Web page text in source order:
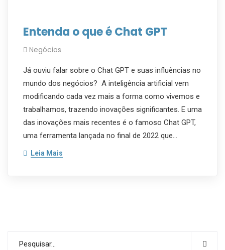
Entenda o que é Chat GPT
Negócios
Já ouviu falar sobre o Chat GPT e suas influências no
mundo dos negócios? A inteligência artificial vem
modificando cada vez mais a forma como vivemos e
trabalhamos, trazendo inovações significantes. E uma
das inovações mais recentes é o famoso Chat GPT,
uma ferramenta lançada no final de 2022 que…
Leia Mais